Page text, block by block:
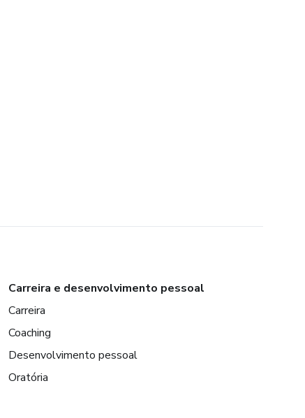
Carreira e desenvolvimento pessoal
Carreira
Coaching
Desenvolvimento pessoal
Oratória